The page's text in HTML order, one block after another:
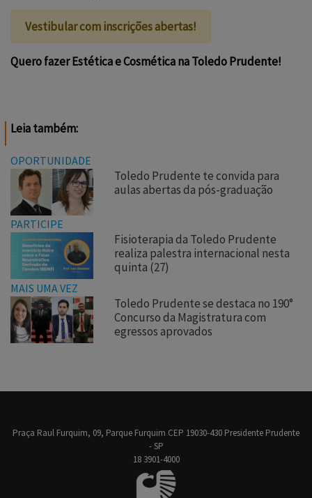
Vestibular com inscrições abertas!
Quero fazer Estética e Cosmética na Toledo Prudente!
Leia também:
OPORTUNIDADE
Toledo Prudente te convida para
aulas abertas da pós-graduação
PARTICIPE
Fisioterapia da Toledo Prudente
realiza palestra internacional nesta
quinta (27)
MAIS UMA VEZ
Toledo Prudente se destaca no 190°
Concurso da Magistratura com
egressos aprovados
Praça Raul Furquim, 09, Parque Furquim CEP 19030-430 Presidente Prudente
- SP
18 3901-4000